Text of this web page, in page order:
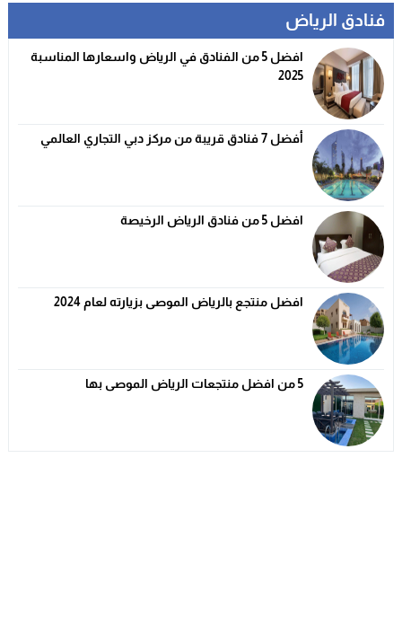
فنادق الرياض
افضل 5 من الفنادق في الرياض واسعارها المناسبة
2025
أفضل 7 فنادق قريبة من مركز دبي التجاري العالمي
افضل 5 من فنادق الرياض الرخيصة
افضل منتجع بالرياض الموصى بزيارته لعام 2024
5 من افضل منتجعات الرياض الموصى بها